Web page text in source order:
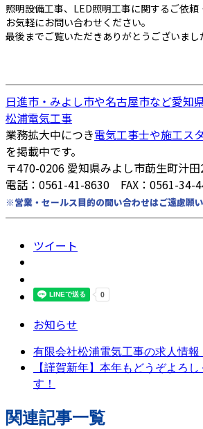
照明設備工事、LED照明工事に関するご依
お気軽にお問い合わせください。
最後までご覧いただきありがとうございまし
日進市・みよし市や名古屋市など愛知
松浦電気工事
業務拡大中につき電気工事士や施工ス
を掲載中です。
〒470-0206 愛知県みよし市莇生町汁
電話：0561-41-8630 FAX：0561-34-
※営業・セールス目的の問い合わせはご遠慮願い
ツイート
お知らせ
有限会社松浦電気工事の求人情報
【謹賀新年】本年もどうぞよろ
す！
関連記事一覧